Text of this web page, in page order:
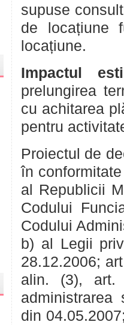
supuse
de locațiune
locațiune.
Impactul
prelungirea
cu achitarea
pentru
Proiectul de
în
al Republicii
Codului
Codului
b) al Legii
28.12.2006;
alin. (3),
administrarea
din